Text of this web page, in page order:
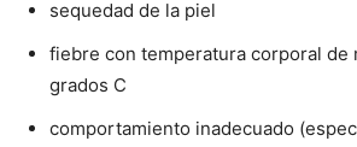
sequedad de la piel
fiebre con temperatura corporal de
grados C
comportamiento inadecuado